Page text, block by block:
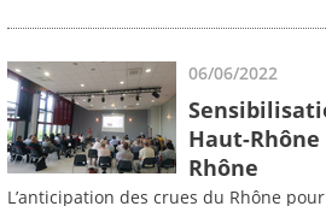
06/06/2022
Haut-
Rhône
L’anticipation des crues du Rhône